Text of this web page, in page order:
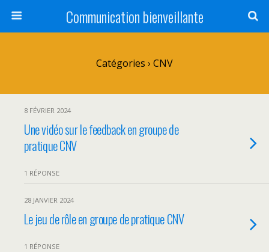
Communication bienveillante
Catégories › CNV
8 FÉVRIER 2024
Une vidéo sur le feedback en groupe de
pratique CNV
1 RÉPONSE
28 JANVIER 2024
Le jeu de rôle en groupe de pratique CNV
1 RÉPONSE